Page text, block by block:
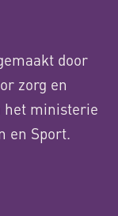
door
zorg en
het ministerie
en Sport.